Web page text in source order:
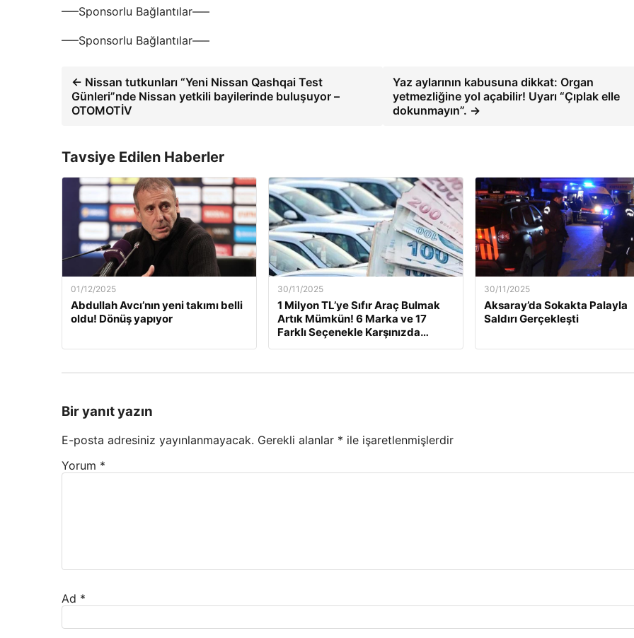
—–Sponsorlu Bağlantılar—–
—–Sponsorlu Bağlantılar—–
← Nissan tutkunları “Yeni Nissan Qashqai Test
Günleri”nde Nissan yetkili bayilerinde buluşuyor –
OTOMOTİV
Yaz aylarının kabusuna dikkat: Organ
yetmezliğine yol açabilir! Uyarı “Çıplak elle
dokunmayın”. →
Tavsiye Edilen Haberler
01/12/2025
Abdullah Avcı’nın yeni takımı belli
oldu! Dönüş yapıyor
30/11/2025
1 Milyon TL’ye Sıfır Araç Bulmak
Artık Mümkün! 6 Marka ve 17
Farklı Seçenekle Karşınızda…
30/11/2025
Aksaray’da Sokakta Palayla
Saldırı Gerçekleşti
Bir yanıt yazın
E-posta adresiniz yayınlanmayacak. Gerekli alanlar * ile işaretlenmişlerdir
Yorum *
Ad *